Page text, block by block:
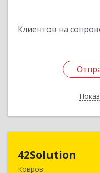
Клиентов на
42Solution
Ковров